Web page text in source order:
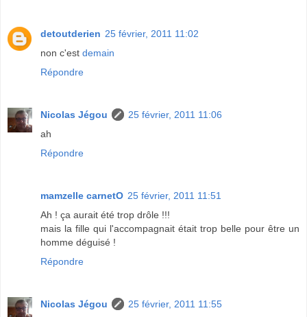
detoutderien 25 février, 2011 11:02
non c'est demain
Répondre
Nicolas Jégou
25 février, 2011 11:06
ah
Répondre
mamzelle carnetO 25 février, 2011 11:51
Ah ! ça aurait été trop drôle !!!
mais la fille qui l'accompagnait était trop belle pour être un
homme déguisé !
Répondre
Nicolas Jégou
25 février, 2011 11:55